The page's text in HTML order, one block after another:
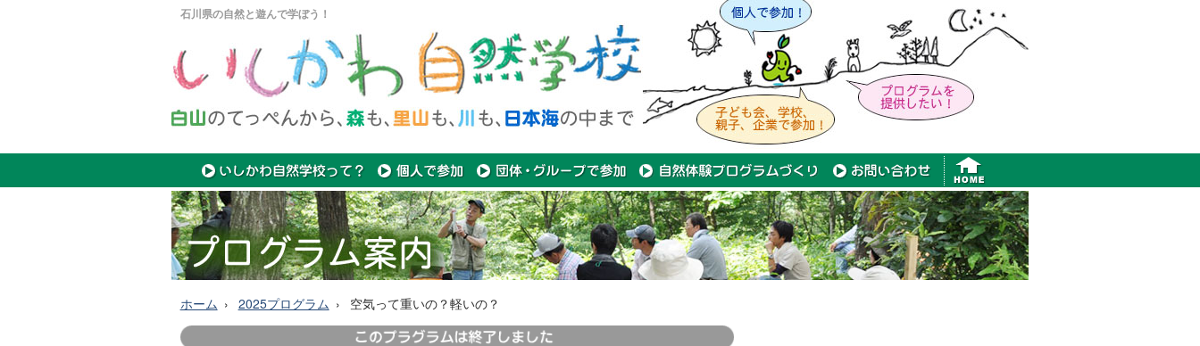
石川県の自然と遊んで学ぼう！
ホーム 2025プログラム 空気って重いの？軽いの？